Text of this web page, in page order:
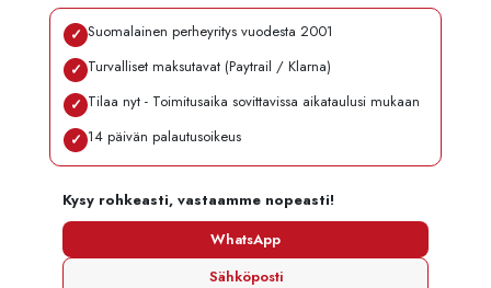
✓ Suomalainen perheyritys vuodesta 2001
✓ Turvalliset maksutavat (Paytrail / Klarna)
✓ Tilaa nyt - Toimitusaika sovittavissa aikataulusi mukaan
✓ 14 päivän palautusoikeus
Kysy rohkeasti, vastaamme nopeasti!
WhatsApp
Sähköposti